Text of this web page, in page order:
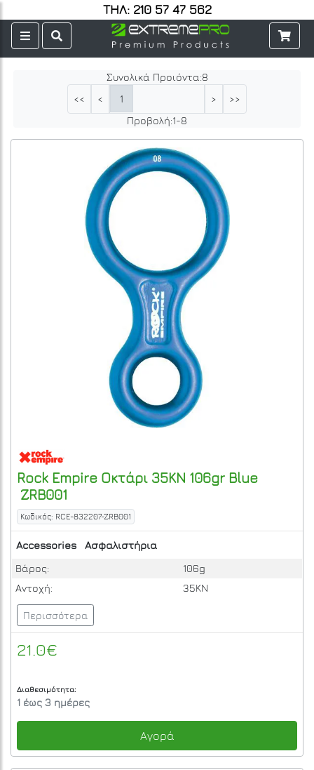
ΤΗΛ: 210 57 47 562
Συνολικά Προιόντα:8
<<
< 1 >
>>
Προβολή:1-8
Rock Empire Οκτάρι 35KN 106gr Blue
ZRB001
Κωδικός: RCE-832207-ZRB001
Accessories
Ασφαλιστήρια
Βάρος:
106g
Αντοχή:
35KN
Περισσότερα
21.0€
Διαθεσιμότητα:
1 έως 3 ημέρες
Αγορά